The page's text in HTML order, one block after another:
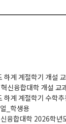
계 계절학기 개설
신융합대학 개설 교
계 계절학기 수학추
_학생용
융합대학 2026학년